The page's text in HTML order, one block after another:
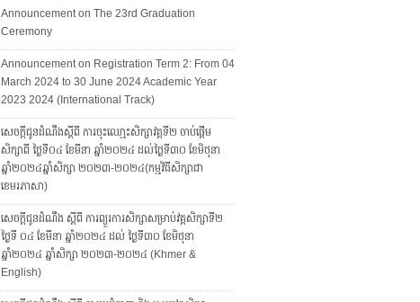
Announcement on The 23rd Graduation
Ceremony
Announcement on Registration Term 2: From 04
March 2024 to 30 June 2024 Academic Year
2023 2024 (International Track)
សេចក្តីជូនដំណឹងស្តីពី ការចុះឈោ្មះសិក្សាវគ្គទី២ ចាប់ផ្តើម
សិក្សាពី ថ្ងៃទី០៤ ខែមីនា ឆ្នាំ២០២៤ ដល់ថ្ងៃទី៣០ ខែមិថុនា
ឆ្នាំ២០២៤ឆ្នាំសិក្សា ២០២៣-២០២៤(កម្មវិធីសិក្សាជា
ខេមរភាសា)
សេចក្ដីជូនដំណឹង ស្ដីពី ការព្យួរការសិក្សាសម្រាប់វគ្គសិក្សាទី២
ថ្ងៃទី ០៤ ខែមីនា ឆ្នាំ២០២៤ ដល់ ថ្ងៃទី៣០ ខែមិថុនា
ឆ្នាំ២០២៤ ឆ្នាំសិក្សា ២០២៣-២០២៤ (Khmer &
English)